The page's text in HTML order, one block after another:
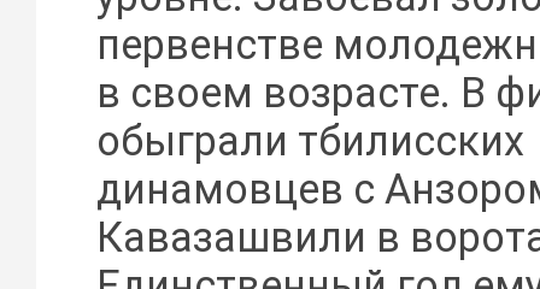
первенстве
в своем возрасте. В
обыграли тбилисских
динамовцев с
Кавазашвили в